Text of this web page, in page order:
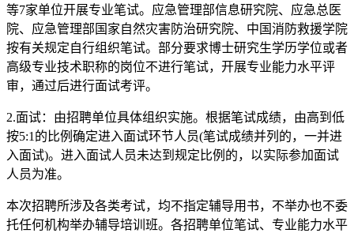
等7家单位开展专业笔试。应急管理部信息研究院、应急总医
院、应急管理部国家自然灾害防治研究院、中国消防救援学院
按有关规定自行组织笔试。部分要求博士研究生学历学位或者
高级专业技术职称的岗位不进行笔试，开展专业能力水平评
审，通过后进行面试考评。
2.面试：由招聘单位具体组织实施。根据笔试成绩，由高到低
按5:1的比例确定进入面试环节人员(笔试成绩并列的，一并进
入面试)。进入面试人员未达到规定比例的，以实际参加面试
人员为准。
本次招聘所涉及各类考试，均不指定辅导用书，不举办也不委
托任何机构举办辅导培训班。各招聘单位笔试、专业能力水平